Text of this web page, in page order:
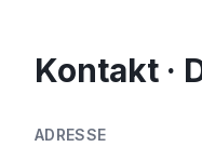
Kontakt ·
ADRESSE